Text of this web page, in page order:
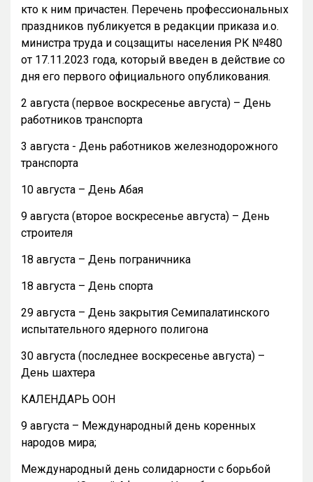
кто к ним причастен. Перечень профессиональных
праздников публикуется в редакции приказа и.о.
министра труда и соцзащиты населения РК №480
от 17.11.2023 года, который введен в действие со
дня его первого официального опубликования.
2 августа (первое воскресенье августа) – День
работников транспорта
3 августа - День работников железнодорожного
транспорта
10 августа – День Абая
9 августа (второе воскресенье августа) – День
строителя
18 августа – День пограничника
18 августа – День спорта
29 августа – День закрытия Семипалатинского
испытательного ядерного полигона
30 августа (последнее воскресенье августа) –
День шахтера
КАЛЕНДАРЬ ООН
9 августа – Международный день коренных
народов мира;
Международный день солидарности с борьбой